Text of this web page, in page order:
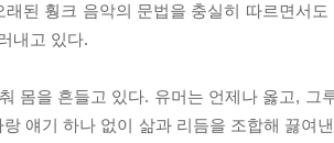
된 훵크 음악의 문법을 충실히 따르면서도
내고 있다.
몸을 흔들고 있다. 유머는 언제나 옳고, 그
얘기 하나 없이 삶과 리듬을 조합해 끓여